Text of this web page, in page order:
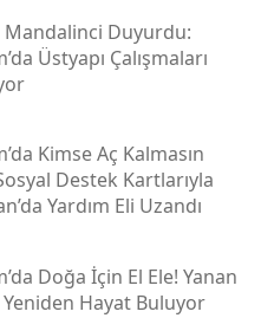
Mandalinci Duyurdu:
Üstyapı Çalışmaları
Kimse Aç Kalmasın
Destek Kartlarıyla
Yardım Eli Uzandı
Doğa İçin El Ele! Yanan
Hayat Buluyor